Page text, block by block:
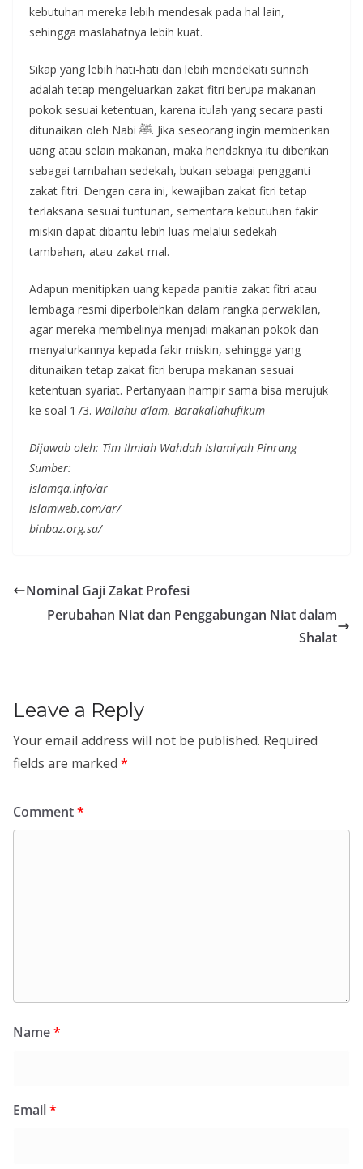
kebutuhan mereka lebih mendesak pada hal lain,
sehingga maslahatnya lebih kuat.
Sikap yang lebih hati-hati dan lebih mendekati sunnah
adalah tetap mengeluarkan zakat fitri berupa makanan
pokok sesuai ketentuan, karena itulah yang secara pasti
ditunaikan oleh Nabi ﷺ. Jika seseorang ingin memberikan
uang atau selain makanan, maka hendaknya itu diberikan
sebagai tambahan sedekah, bukan sebagai pengganti
zakat fitri. Dengan cara ini, kewajiban zakat fitri tetap
terlaksana sesuai tuntunan, sementara kebutuhan fakir
miskin dapat dibantu lebih luas melalui sedekah
tambahan, atau zakat mal.
Adapun menitipkan uang kepada panitia zakat fitri atau
lembaga resmi diperbolehkan dalam rangka perwakilan,
agar mereka membelinya menjadi makanan pokok dan
menyalurkannya kepada fakir miskin, sehingga yang
ditunaikan tetap zakat fitri berupa makanan sesuai
ketentuan syariat. Pertanyaan hampir sama bisa merujuk
ke soal 173. Wallahu a’lam. Barakallahufikum
Dijawab oleh: Tim Ilmiah Wahdah Islamiyah Pinrang
Sumber:
islamqa.info/ar
islamweb.com/ar/
binbaz.org.sa/
Nominal Gaji Zakat Profesi
Perubahan Niat dan Penggabungan Niat dalam
Shalat
Leave a Reply
Your email address will not be published. Required
fields are marked *
Comment*
Name*
Email*